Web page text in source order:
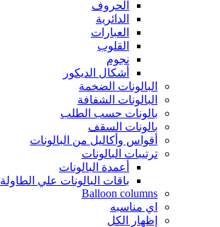
الحروف
الدائرية
العبارات
القلوب
نجوم
أشكال الديكور
البالونات الضخمة
البالونات الشفافة
بالونات حسب الطلب
بالونات السقف
أقواس وأكاليل من البالونات
ترتيبات البالونات
أعمدة البالونات
باقات البالونات علي الطاولة
Balloon columns
اي مناسبه
إظهار الكل